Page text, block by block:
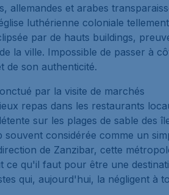
allemandes et arabes
luthérienne coloniale tellement
par de hauts buildings,
la ville. Impossible de passer à
de son authenticité.
par la visite de marchés
repas dans les restaurants
sur les plages de sable des
souvent considérée comme un
de Zanzibar, cette
ce qu'il faut pour être une
qui, aujourd'hui, la négligent à